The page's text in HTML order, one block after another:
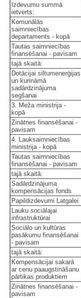
Izdevumu summā
ietverts:
Komunālās
saimniecības
departaments - kopā
Tautas saimniecības
finansēšanai - pavisam
tajā skaitā:
Dotācijai siltumenerģijas
un kurināmā
sadārdzinājuma
segšanai
3. Meža ministrija -
kopā
Zinātnes finansēšanai -
pavisam
4. Lauksaimniecības
ministrija - kopā
Tautas saimniecības
finansēšanai - pavisam
tajā skaitā:
Sadārdzinājuma
kompensācijas fonds
Papildizdevumi Latgalei
Lauku sociālajai
infrastruktūrai
Sociālo un kultūras
pasākumu finansēšanai
- pavisam
tajā skaitā:
Kompensācijai sakarā
ar cenu paaugstināšanu
pārtikas produktiem
Zinātnes finansēšanai -
pavisam